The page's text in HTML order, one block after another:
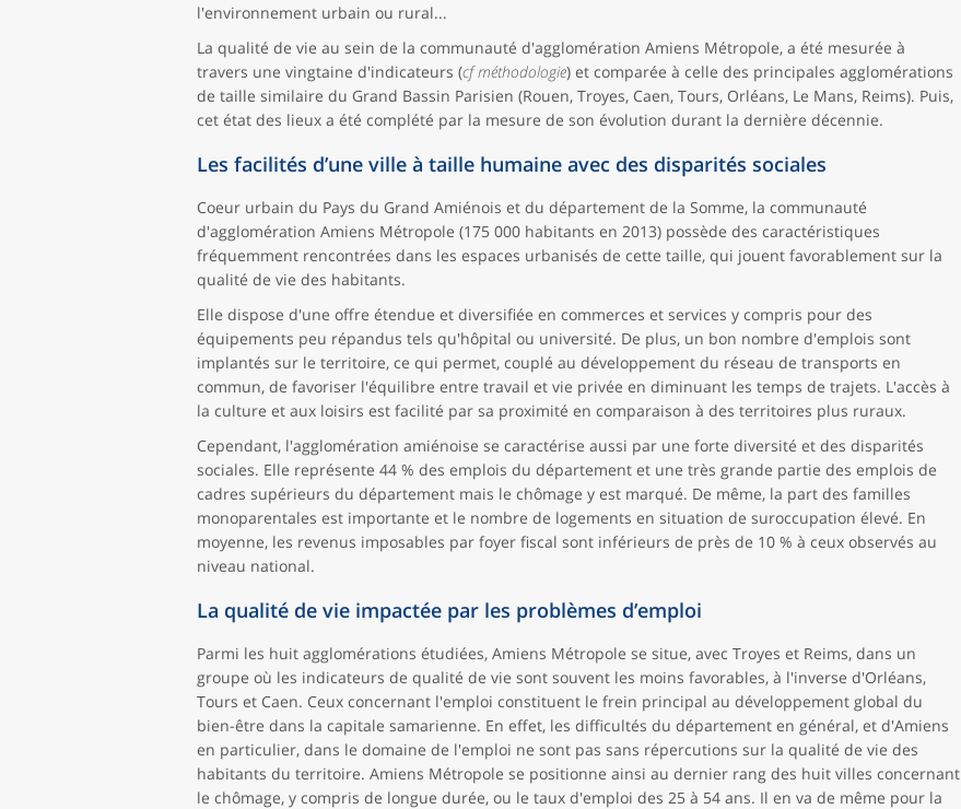
l'environnement urbain ou rural...
La qualité de vie au sein de la communauté d'agglomération Amiens Métropole, a été mesurée à
travers une vingtaine d'indicateurs (cf méthodologie) et comparée à celle des principales agglomérations
de taille similaire du Grand Bassin Parisien (Rouen, Troyes, Caen, Tours, Orléans, Le Mans, Reims). Puis,
cet état des lieux a été complété par la mesure de son évolution durant la dernière décennie.
Les facilités d’une ville à taille humaine avec des disparités sociales
Coeur urbain du Pays du Grand Amiénois et du département de la Somme, la communauté
d'agglomération Amiens Métropole (175 000 habitants en 2013) possède des caractéristiques
fréquemment rencontrées dans les espaces urbanisés de cette taille, qui jouent favorablement sur la
qualité de vie des habitants.
Elle dispose d'une offre étendue et diversifiée en commerces et services y compris pour des
équipements peu répandus tels qu'hôpital ou université. De plus, un bon nombre d'emplois sont
implantés sur le territoire, ce qui permet, couplé au développement du réseau de transports en
commun, de favoriser l'équilibre entre travail et vie privée en diminuant les temps de trajets. L'accès à
la culture et aux loisirs est facilité par sa proximité en comparaison à des territoires plus ruraux.
Cependant, l'agglomération amiénoise se caractérise aussi par une forte diversité et des disparités
sociales. Elle représente 44 % des emplois du département et une très grande partie des emplois de
cadres supérieurs du département mais le chômage y est marqué. De même, la part des familles
monoparentales est importante et le nombre de logements en situation de suroccupation élevé. En
moyenne, les revenus imposables par foyer fiscal sont inférieurs de près de 10 % à ceux observés au
niveau national.
La qualité de vie impactée par les problèmes d’emploi
Parmi les huit agglomérations étudiées, Amiens Métropole se situe, avec Troyes et Reims, dans un
groupe où les indicateurs de qualité de vie sont souvent les moins favorables, à l'inverse d'Orléans,
Tours et Caen. Ceux concernant l'emploi constituent le frein principal au développement global du
bien-être dans la capitale samarienne. En effet, les difficultés du département en général, et d'Amiens
en particulier, dans le domaine de l'emploi ne sont pas sans répercutions sur la qualité de vie des
habitants du territoire. Amiens Métropole se positionne ainsi au dernier rang des huit villes concernant
le chômage, y compris de longue durée, ou le taux d'emploi des 25 à 54 ans. Il en va de même pour la